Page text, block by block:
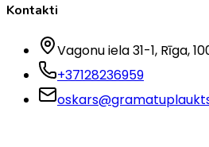
Kontakti
Vagonu iela 31-1, Rīga,
+37128236959